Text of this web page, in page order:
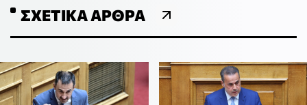
ΣΧΕΤΙΚΆ ΆΡΘΡΑ